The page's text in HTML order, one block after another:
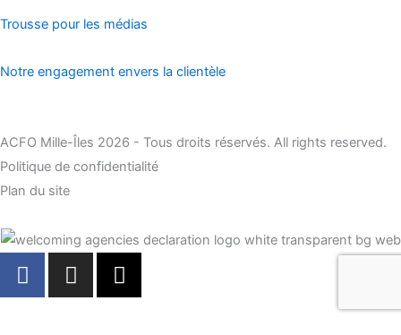
Trousse pour les médias
Notre engagement envers la clientèle
ACFO Mille-Îles 2026 - Tous droits réservés. All rights reserved.
Politique de confidentialité
Plan du site
F
a
I
n
X
-